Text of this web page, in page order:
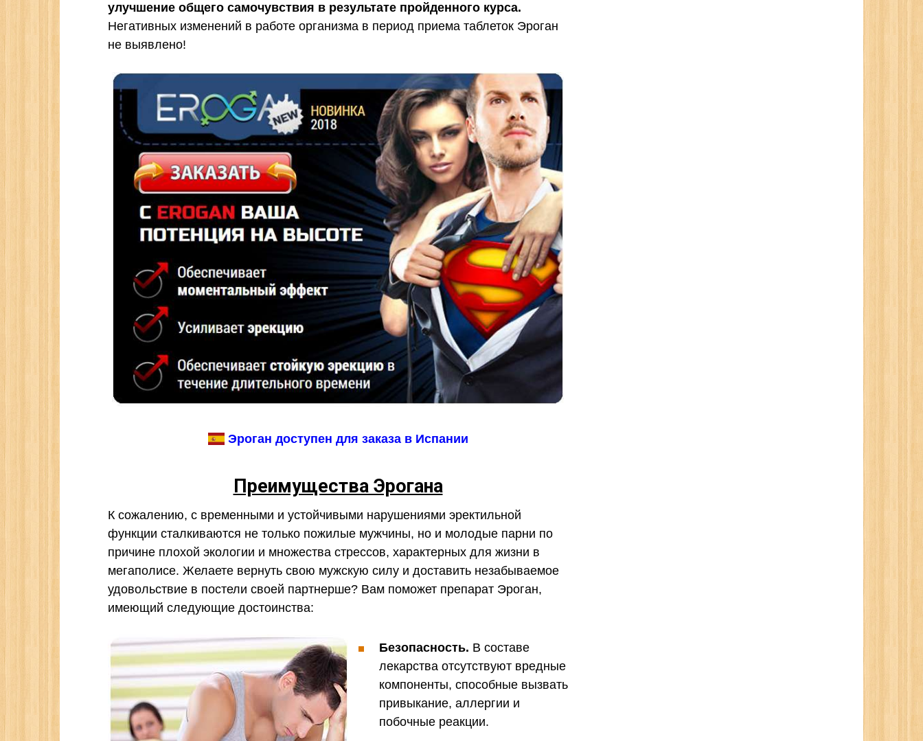
улучшение общего самочувствия в результате пройденного курса.
Негативных изменений в работе организма в период приема таблеток Эроган
не выявлено!
Эроган доступен для заказа в Испании
Преимущества Эрогана
К сожалению, с временными и устойчивыми нарушениями эректильной
функции сталкиваются не только пожилые мужчины, но и молодые парни по
причине плохой экологии и множества стрессов, характерных для жизни в
мегаполисе. Желаете вернуть свою мужскую силу и доставить незабываемое
удовольствие в постели своей партнерше? Вам поможет препарат Эроган,
имеющий следующие достоинства:
Безопасность. В составе
лекарства отсутствуют вредные
компоненты, способные вызвать
привыкание, аллергии и
побочные реакции.